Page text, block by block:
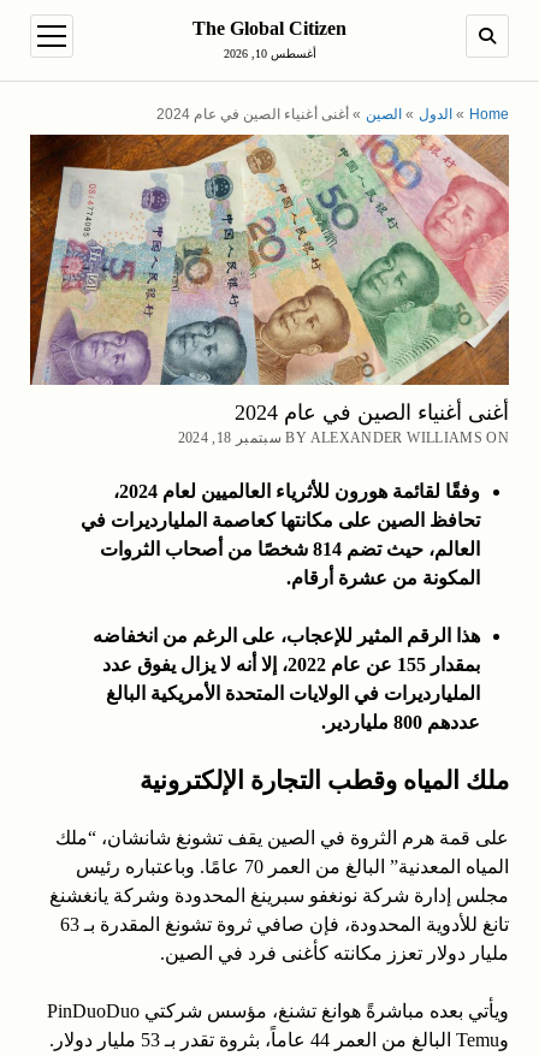
SEARCH
The Global Citizen
أغسطس 10, 2026
menu
Home
» الدول » الصين »أغنى أغنياء الصين في عام 2024
أغنى أغنياء الصين في عام 2024
BY ALEXANDER WILLIAMS ON سبتمبر 18, 2024
وفقًا لقائمة هورون للأثرياء العالميين لعام 2024،
تحافظ الصين على مكانتها كعاصمة المليارديرات في
العالم، حيث تضم 814 شخصًا من أصحاب الثروات
المكونة من عشرة أرقام.
هذا الرقم المثير للإعجاب، على الرغم من انخفاضه
بمقدار 155 عن عام 2022، إلا أنه لا يزال يفوق عدد
المليارديرات في الولايات المتحدة الأمريكية البالغ
عددهم 800 ملياردير.
ملك المياه وقطب التجارة الإلكترونية
على قمة هرم الثروة في الصين يقف تشونغ شانشان، “ملك
المياه المعدنية” البالغ من العمر 70 عامًا. وباعتباره رئيس
مجلس إدارة شركة نونغفو سبرينغ المحدودة وشركة يانغشنغ
تانغ للأدوية المحدودة، فإن صافي ثروة تشونغ المقدرة بـ 63
مليار دولار تعزز مكانته كأغنى فرد في الصين.
ويأتي بعده مباشرةً هوانغ تشنغ، مؤسس شركتي PinDuoDuo
وTemu البالغ من العمر 44 عاماً، بثروة تقدر بـ 53 مليار دولار.